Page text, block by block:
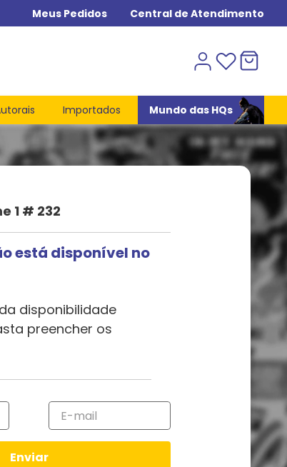
Meus Pedidos Central de Atendimento
Importados Mundo das HQs
1 # 232
está disponível no
disponibilidade
preencher os
Enviar